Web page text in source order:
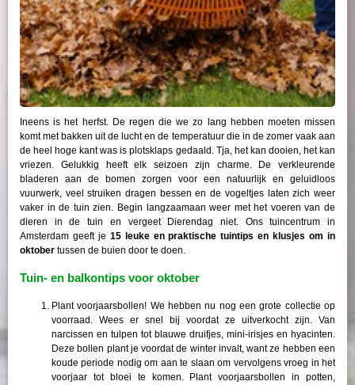
Ineens is het herfst. De regen die we zo lang hebben moeten missen
komt met bakken uit de lucht en de temperatuur die in de zomer vaak aan
de heel hoge kant was is plotsklaps gedaald. Tja, het kan dooien, het kan
vriezen. Gelukkig heeft elk seizoen zijn charme. De verkleurende
bladeren aan de bomen zorgen voor een natuurlijk en geluidloos
vuurwerk, veel struiken dragen bessen en de vogeltjes laten zich weer
vaker in de tuin zien. Begin langzaamaan weer met het voeren van de
dieren in de tuin en vergeet Dierendag niet. Ons tuincentrum in
Amsterdam geeft je 15 leuke en praktische tuintips en klusjes om in
oktober tussen de buien door te doen.
Tuin- en balkontips voor oktober
Plant voorjaarsbollen! We hebben nu nog een grote collectie op
voorraad. Wees er snel bij voordat ze uitverkocht zijn. Van
narcissen en tulpen tot blauwe druifjes, mini-irisjes en hyacinten.
Deze bollen plant je voordat de winter invalt, want ze hebben een
koude periode nodig om aan te slaan om vervolgens vroeg in het
voorjaar tot bloei te komen. Plant voorjaarsbollen in potten,